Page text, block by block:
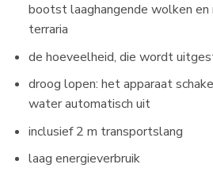
bootst laaghangende wolken en
terraria
de hoeveelheid, die wordt
droog lopen: het apparaat
water automatisch uit
inclusief 2 m transportslang
laag energieverbruik